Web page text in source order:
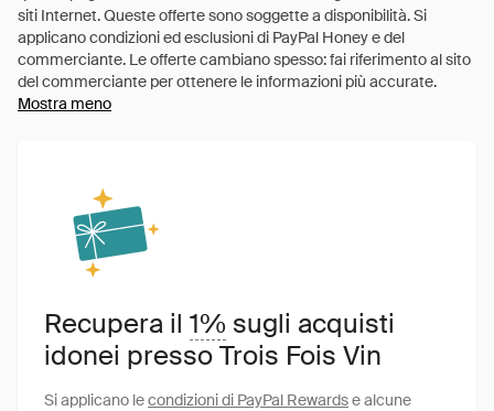
Mostra meno
Recupera il 1% sugli acquisti
idonei presso Trois Fois Vin
Si applicano lecondizioni di PayPal Rewardse alcune